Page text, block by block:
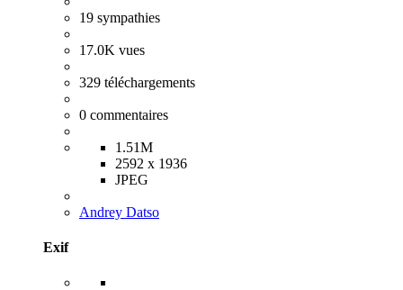
19 sympathies
17.0K vues
329 téléchargements
0 commentaires
1.51M
2592 x 1936
JPEG
Andrey Datso
Exif